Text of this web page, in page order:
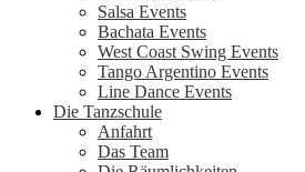
Salsa Events
Bachata Events
West Coast Swing Events
Tango Argentino Events
Line Dance Events
Die Tanzschule
Anfahrt
Das Team